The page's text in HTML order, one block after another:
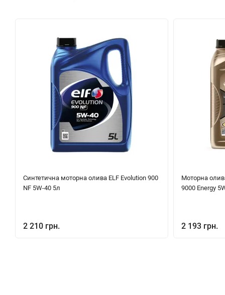
Синтетична моторна олива ELF Evolution 900
NF 5W-40 5л
2 210 грн.
Моторна
9000 Energy
2 193 грн.